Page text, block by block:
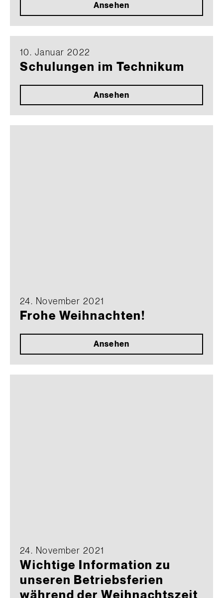
Ansehen
10. Januar 2022
Schulungen im Technikum
Ansehen
24. November 2021
Frohe Weihnachten!
Ansehen
24. November 2021
Wichtige Information zu
unseren Betriebsferien
während der Weihnachtszeit